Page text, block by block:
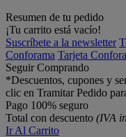
Resumen de tu pedido
¡Tu carrito está vacío!
Suscríbete a la newsletter
Conforama Tarjeta
Seguir Comprando
*Descuentos, cupones y
clic en Tramitar Pedido
Pago 100% seguro
Total con descuento (IVA
Ir Al Carrito